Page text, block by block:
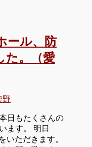
ール、防
た。（愛
野
日もたくさんの
ます。 明日
いただきます。